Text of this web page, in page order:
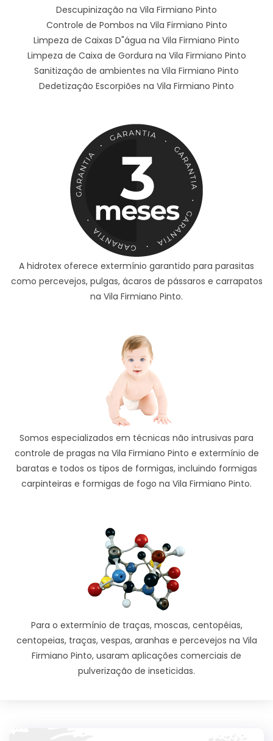
Descupinização na Vila Firmiano Pinto
Controle de Pombos na Vila Firmiano Pinto
Limpeza de Caixas D"água na Vila Firmiano Pinto
Limpeza de Caixa de Gordura na Vila Firmiano Pinto
Sanitização de ambientes na Vila Firmiano Pinto
Dedetização Escorpiões na Vila Firmiano Pinto
A hidrotex oferece extermínio garantido para parasitas
como percevejos, pulgas, ácaros de pássaros e carrapatos
na Vila Firmiano Pinto.
Somos especializados em técnicas não intrusivas para
controle de pragas na Vila Firmiano Pinto e extermínio de
baratas e todos os tipos de formigas, incluindo formigas
carpinteiras e formigas de fogo na Vila Firmiano Pinto.
Para o extermínio de traças, moscas, centopéias,
centopeias, traças, vespas, aranhas e percevejos na Vila
Firmiano Pinto, usaram aplicações comerciais de
pulverização de inseticidas.